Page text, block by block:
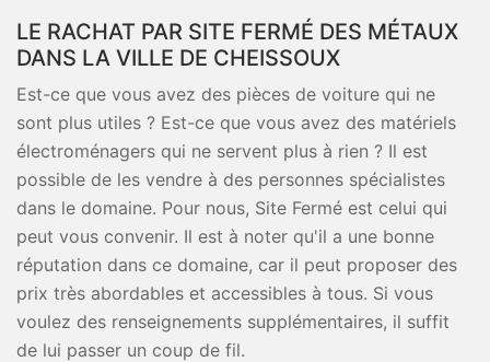
LE RACHAT PAR SITE FERMÉ DES MÉTAUX
DANS LA VILLE DE CHEISSOUX
Est-ce que vous avez des pièces de voiture qui ne
sont plus utiles ? Est-ce que vous avez des matériels
électroménagers qui ne servent plus à rien ? Il est
possible de les vendre à des personnes spécialistes
dans le domaine. Pour nous, Site Fermé est celui qui
peut vous convenir. Il est à noter qu'il a une bonne
réputation dans ce domaine, car il peut proposer des
prix très abordables et accessibles à tous. Si vous
voulez des renseignements supplémentaires, il suffit
de lui passer un coup de fil.